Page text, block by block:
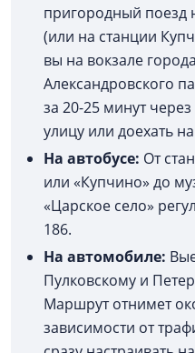
пригородный поезд
(или на станции
вы на вокзале
Александровского
за 20-25 минут
улицу или доехать
На автобусе: От
или «Купчино» до
«Царское село»
186.
На автомобиле:
Пулковскому и
Маршрут отнимет
зависимости от